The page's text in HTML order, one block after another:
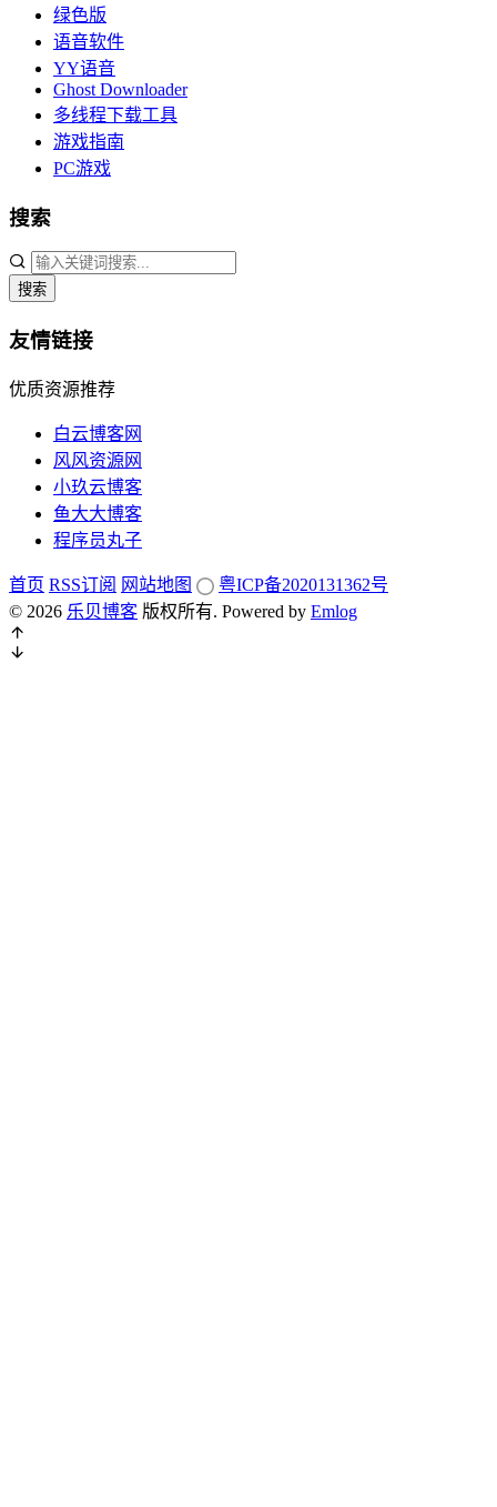
绿色版
语音软件
YY语音
Ghost Downloader
多线程下载工具
游戏指南
PC游戏
搜索
搜索
友情链接
优质资源推荐
白云博客网
风风资源网
小玖云博客
鱼大大博客
程序员丸子
首页 RSS订阅 网站地图
粤ICP备2020131362号
© 2026 乐贝博客 版权所有. Powered by Emlog